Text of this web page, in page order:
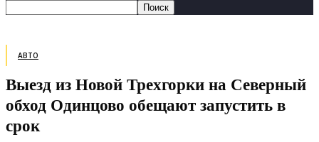
АВТО
Выезд из Новой Трехгорки на Северный
обход Одинцово обещают запустить в
срок